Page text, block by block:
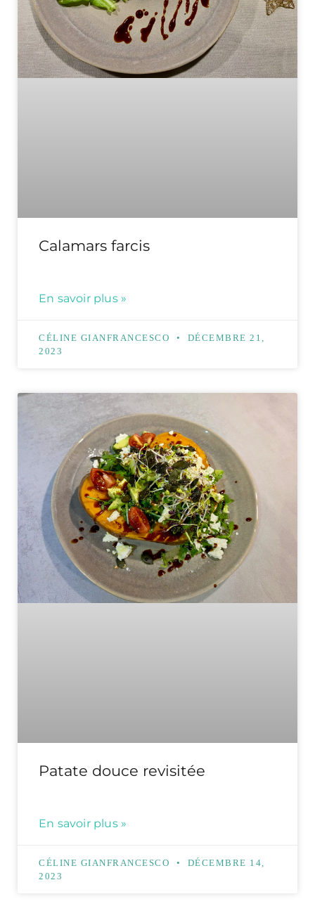
Calamars farcis
En savoir plus »
CÉLINE GIANFRANCESCO
DÉCEMBRE 21,
2023
Patate douce revisitée
En savoir plus »
CÉLINE GIANFRANCESCO
DÉCEMBRE 14,
2023